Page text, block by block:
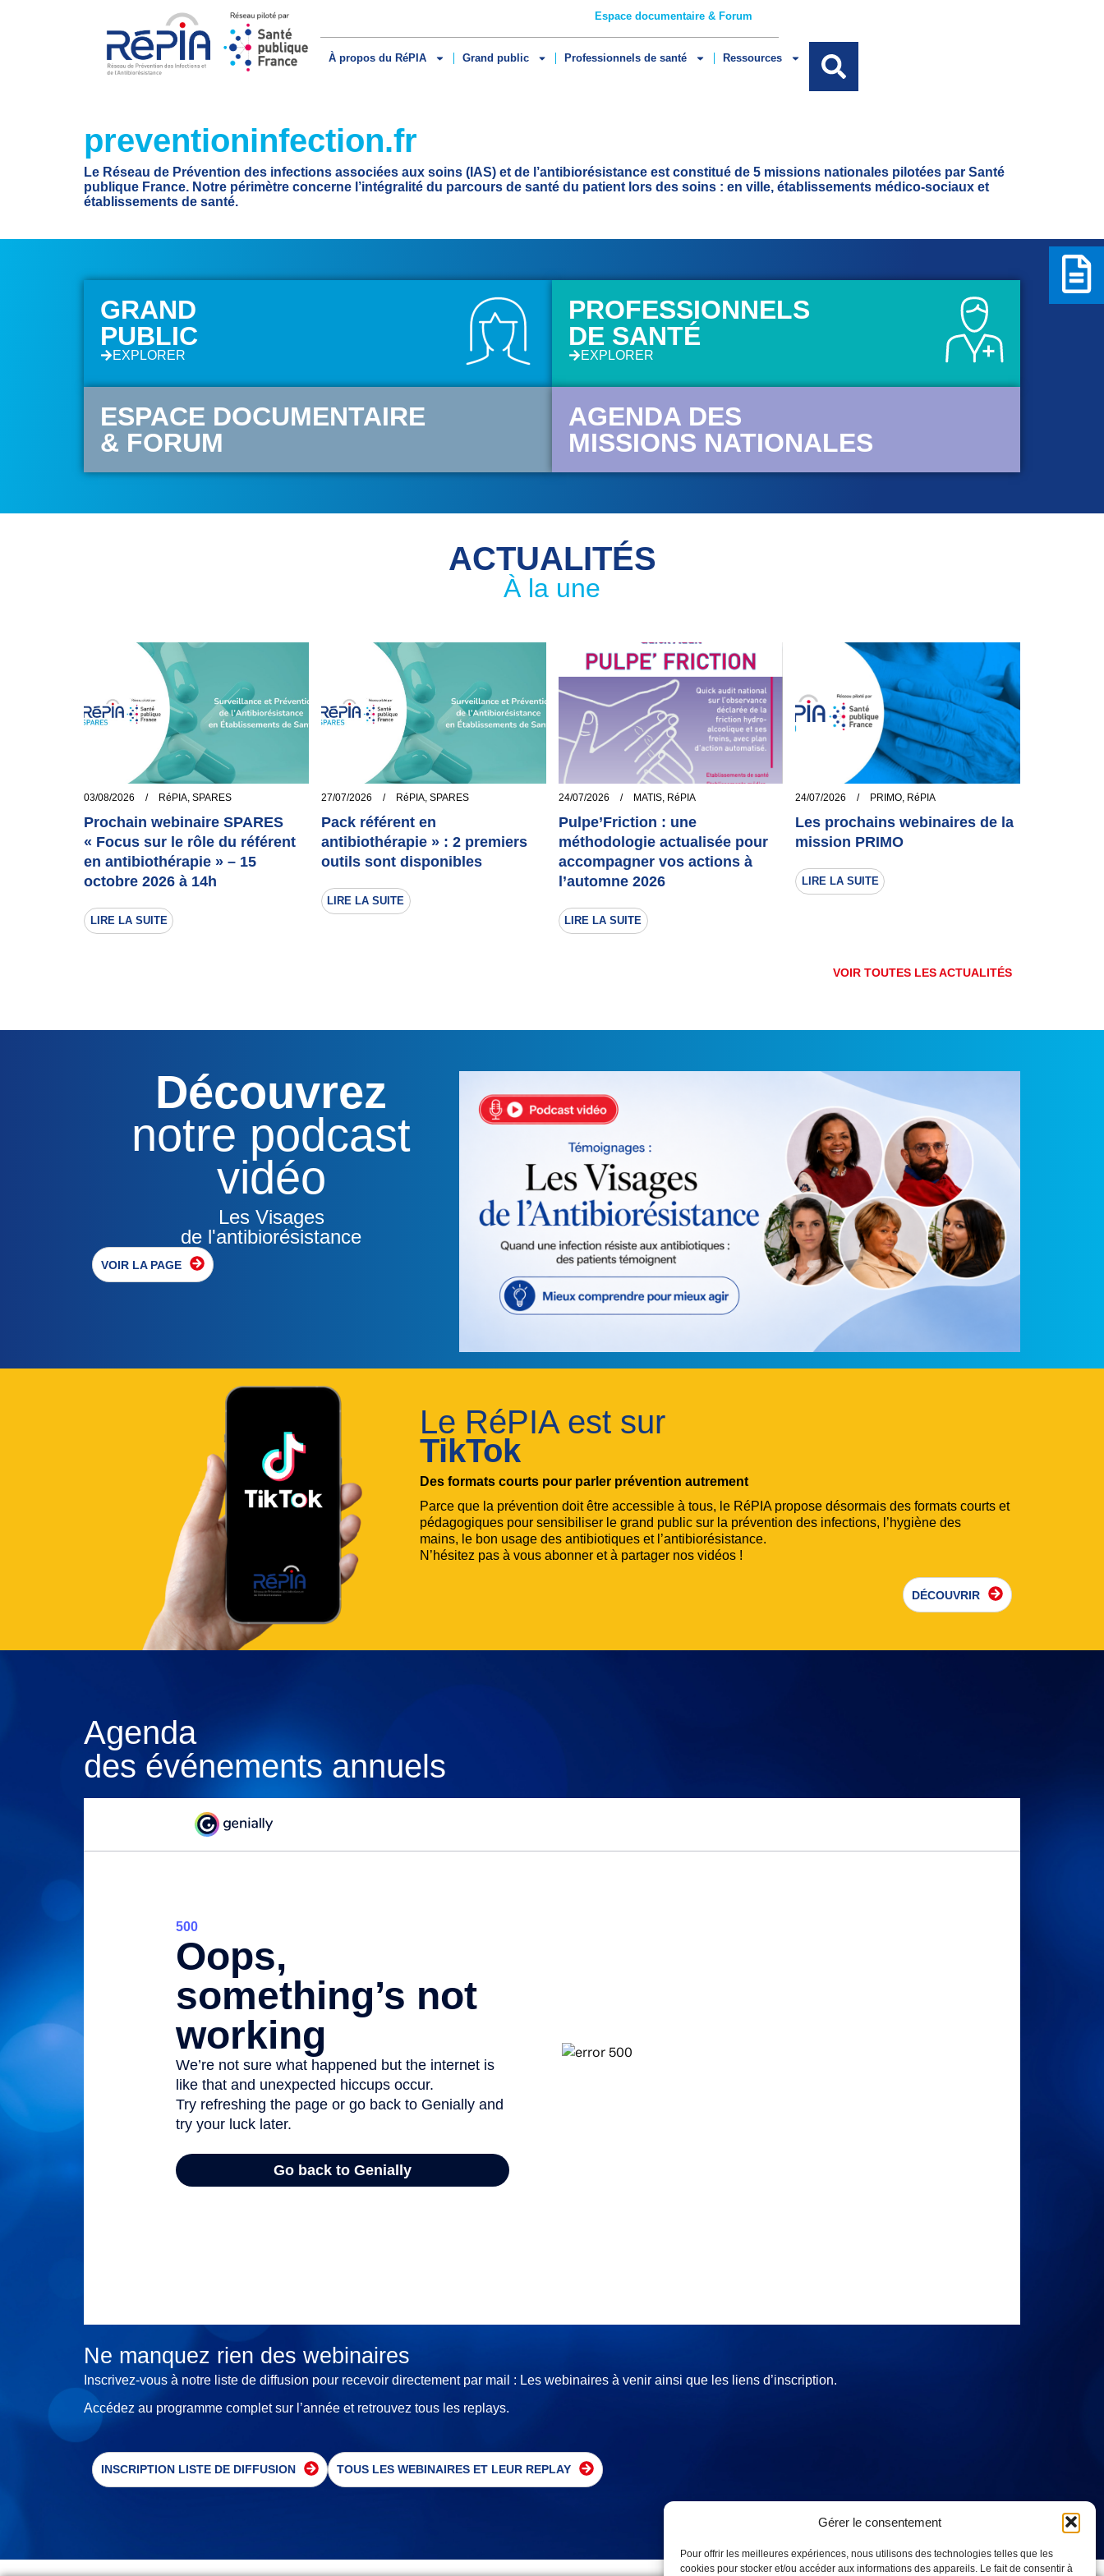
Gérer le consentement
Pour offrir les meilleures expériences, nous utilisons des technologies telles que les
cookies pour stocker et/ou accéder aux informations des appareils. Le fait de consentir à
Espace documentaire & Forum
À propos du RéPIA Grand public Professionnels de santé Ressources
preventioninfection.fr
Le Réseau de Prévention des infections associées aux soins (IAS) et de l’antibiorésistance est constitué de 5 missions nationales pilotées par Santé
publique France. Notre périmètre concerne l’intégralité du parcours de santé du patient lors des soins : en ville, établissements médico-sociaux et
établissements de santé.
GRAND
PUBLIC
EXPLORER
PROFESSIONNELS
DE SANTÉ
EXPLORER
ESPACE DOCUMENTAIRE
& FORUM
AGENDA DES
MISSIONS NATIONALES
ACTUALITÉS
À la une
03/08/2026 / RéPIA, SPARES
Prochain webinaire SPARES
« Focus sur le rôle du référent
en antibiothérapie » – 15
octobre 2026 à 14h
LIRE LA SUITE
27/07/2026 / RéPIA, SPARES
Pack référent en
antibiothérapie » : 2 premiers
outils sont disponibles
LIRE LA SUITE
24/07/2026 / MATIS, RéPIA
Pulpe’Friction : une
méthodologie actualisée pour
accompagner vos actions à
l’automne 2026
LIRE LA SUITE
24/07/2026 / PRIMO, RéPIA
Les prochains webinaires de la
mission PRIMO
LIRE LA SUITE
VOIR TOUTES LES ACTUALITÉS
Découvrez
notre podcast
vidéo
Les Visages
de l'antibiorésistance
VOIR LA PAGE
Le RéPIA est sur
TikTok
Des formats courts pour parler prévention autrement
Parce que la prévention doit être accessible à tous, le RéPIA propose désormais des formats courts et
pédagogiques pour sensibiliser le grand public sur la prévention des infections, l’hygiène des
mains, le bon usage des antibiotiques et l’antibiorésistance.
N’hésitez pas à vous abonner et à partager nos vidéos !
DÉCOUVRIR
Agenda
des événements annuels
Ne manquez rien des webinaires
Inscrivez-vous à notre liste de diffusion pour recevoir directement par mail : Les webinaires à venir ainsi que les liens d’inscription.
Accédez au programme complet sur l’année et retrouvez tous les replays.
INSCRIPTION LISTE DE DIFFUSION TOUS LES WEBINAIRES ET LEUR REPLAY